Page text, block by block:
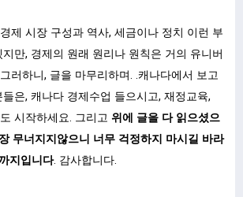
제 시장 구성과 역사, 세금이나 정치 이런 부
만, 경제의 원래 원리나 원칙은 거의 유니버
러하니, 글을 마무리하며. .캐나다에서 보고
은, 캐나다 경제수업 들으시고, 재정교육,
시작하세요. 그리고 위에 글을 다 읽으셨으
무너지지않으니 너무 걱정하지 마시길 바라
지입니다. 감사합니다.